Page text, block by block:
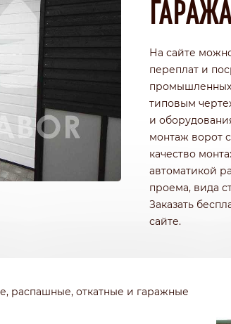
КИРПИЧНЫЕ ЗАБОРЫ
ГОРИЗОНТАЛЬНЫЕ
На сайте
переплат и
промышленных
типовым
и
монтаж ворот
качество
автоматикой
проема, вида
Заказать
сайте.
распашные, откатные и гаражные